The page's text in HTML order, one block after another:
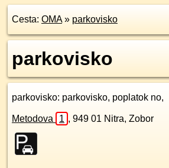
Cesta: OMA» parkovisko
parkovisko
parkovisko: parkovisko, poplatok no,
Metodova 1 , 949 01 Nitra, Zobor